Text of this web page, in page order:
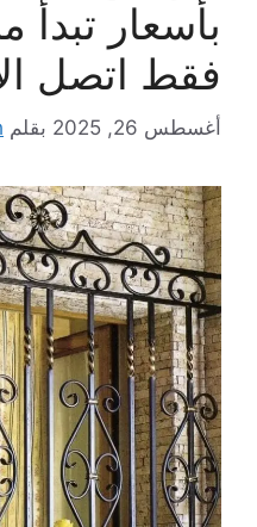
فقط اتصل
أغسطس 26, 2025 بقلم